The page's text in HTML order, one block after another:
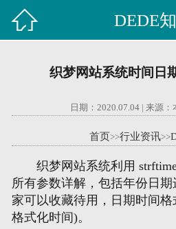
 DEDE
织梦网站系统时间日
日期：2020.07.04 | 来源：
首页>>行业资讯>>
织梦网站系统利用
所有参数详解，包括年份日
家可以收藏待用，日期时间
格式化时间)。